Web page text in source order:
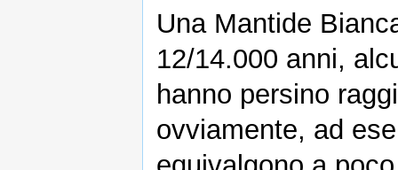
Una Mantide
12/14.000 anni,
hanno persino
ovviamente, ad